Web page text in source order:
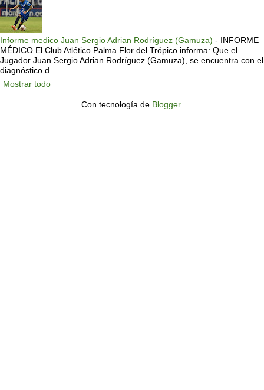
Informe medico Juan Sergio Adrian Rodríguez (Gamuza) - INFORME
MÉDICO El Club Atlético Palma Flor del Trópico informa: Que el
Jugador Juan Sergio Adrian Rodríguez (Gamuza), se encuentra con el
diagnóstico d...
Mostrar todo
Con tecnología de Blogger.